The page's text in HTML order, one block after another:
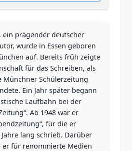
ein prägender deutscher
wurde in Essen geboren
auf. Bereits früh zeigte
für das Schreiben, als
Münchner Schülerzeitung
Ein Jahr später begann
Laufbahn bei der
Ab 1948 war er
für die er
lang schrieb. Darüber
er für renommierte Medien